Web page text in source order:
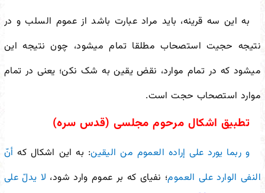
به این سه قرینه، باید مراد عبارت باشد از عموم السلب و در
نتیجه حجیت استصحاب مطلقا تمام میشود، چون نتیجه این
میشود که در تمام موارد، نقض یقین به شک نکن؛ یعنی در تمام
موارد استصحاب حجت است.
تطبیق اشکال مرحوم مجلسی (قدس سره)
و ربما یورد على إراده العموم من الیقین: به این اشکال که أنّ
النفی الوارد على العموم؛ نفیای که بر عموم وارد شود، لا یدلّ على